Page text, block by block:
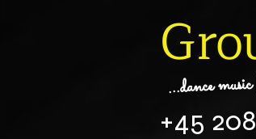
...dance
+45